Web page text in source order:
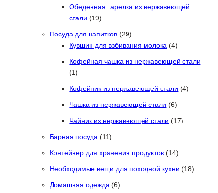
Обеденная тарелка из нержавеющей
стали
1919 товаров
Посуда для напитков 2929 товаров
Кувшин для взбивания молока
44 товара
Кофейная чашка из нержавеющей стали
11 товар
Кофейник из нержавеющей стали 44 товара
Чашка из нержавеющей стали 66 товаров
Чайник из нержавеющей стали 1717 товаров
Барная посуда 1111 товаров
Контейнер для хранения продуктов 1414 товаров
Необходимые вещи для походной кухни 1818
Домашняя одежда 66 товаров